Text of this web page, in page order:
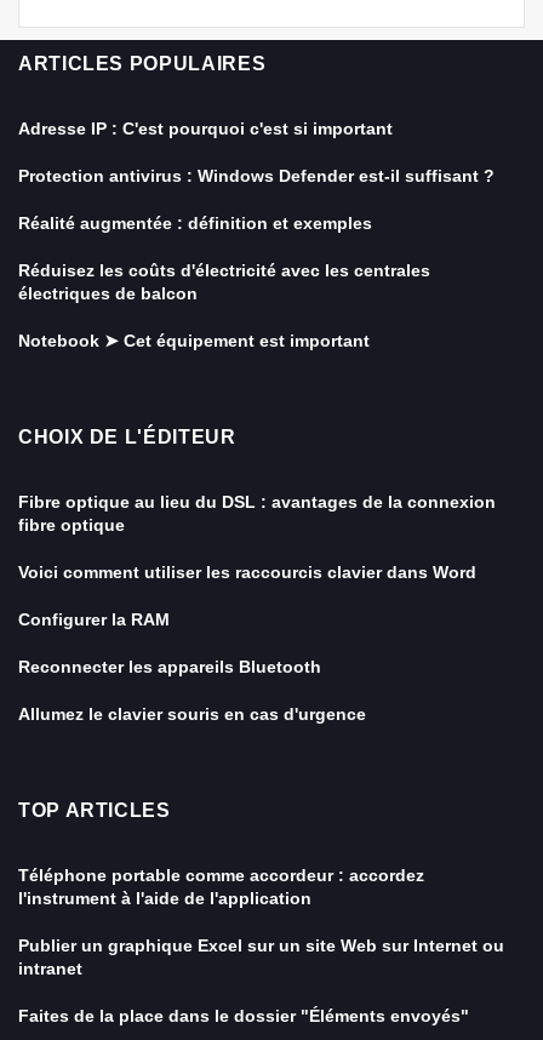
ARTICLES POPULAIRES
Adresse IP : C'est pourquoi c'est si important
Protection antivirus : Windows Defender est-il suffisant ?
Réalité augmentée : définition et exemples
Réduisez les coûts d'électricité avec les centrales
électriques de balcon
Notebook ➤ Cet équipement est important
CHOIX DE L'ÉDITEUR
Fibre optique au lieu du DSL : avantages de la connexion
fibre optique
Voici comment utiliser les raccourcis clavier dans Word
Configurer la RAM
Reconnecter les appareils Bluetooth
Allumez le clavier souris en cas d'urgence
TOP ARTICLES
Téléphone portable comme accordeur : accordez
l'instrument à l'aide de l'application
Publier un graphique Excel sur un site Web sur Internet ou
intranet
Faites de la place dans le dossier "Éléments envoyés"